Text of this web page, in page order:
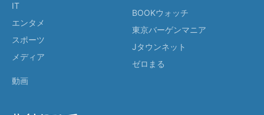
IT
エンタメ
スポーツ
メディア
動画
BOOKウォッチ
東京バーゲンマニア
Jタウンネット
ゼロまる